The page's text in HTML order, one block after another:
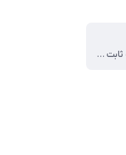
استیل و رنگ ثابت می باشد